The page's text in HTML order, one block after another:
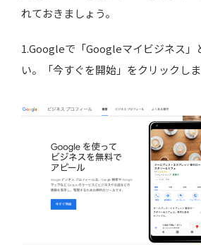
れておきましょう。
1.Googleで「Googleマイビジネス」
い。「今すぐを開始」をクリックしま